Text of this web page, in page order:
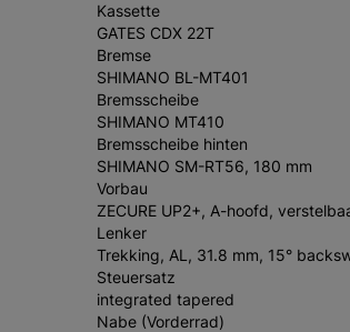
Kassette
GATES CDX 22T
Bremse
SHIMANO BL-MT401
Bremsscheibe
SHIMANO MT410
Bremsscheibe hinten
SHIMANO SM-RT56, 180 mm
Vorbau
ZECURE UP2+, A-hoofd,
Lenker
Trekking, AL, 31.8 mm, 15°
Steuersatz
integrated tapered
Nabe (Vorderrad)